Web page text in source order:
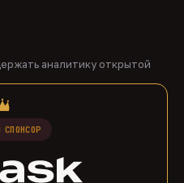
аналитику открытой
СПОНСОР